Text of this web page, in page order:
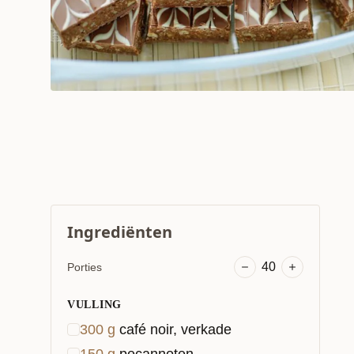
Ingrediënten
Porties 40
VULLING
300 g ca­fé noir, verkade